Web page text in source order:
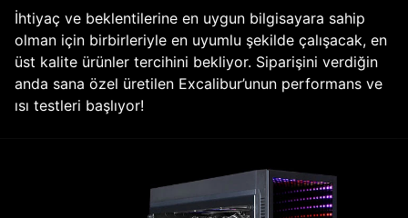
İhtiyaç ve beklentilerine en uygun bilgisayara sahip
olman için birbirleriyle en uyumlu şekilde çalışacak, en
üst kalite ürünler tercihini bekliyor. Siparişini verdiğin
anda sana özel üretilen Excalibur’unun performans ve
ısı testleri başlıyor!